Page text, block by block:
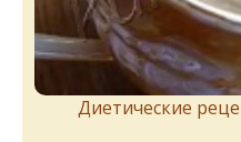
Диетические